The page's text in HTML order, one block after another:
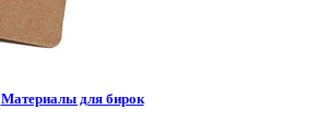
Материалы для бирок